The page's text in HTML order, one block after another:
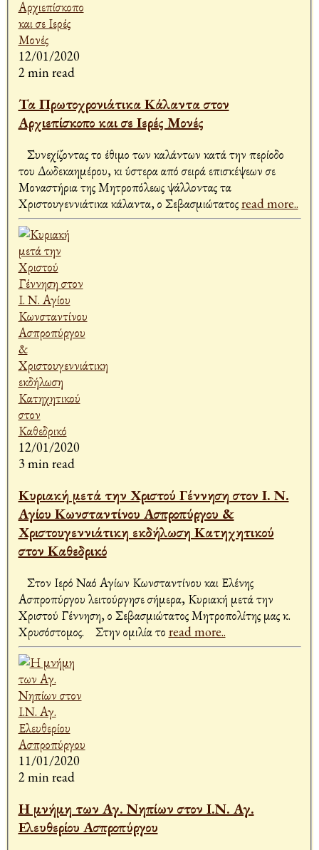
12/01/2020
2 min read
Τα Πρωτοχρονιάτικα Κάλαντα στον
Αρχιεπίσκοπο και σε Ιερές Μονές
Συνεχίζοντας το έθιμο των καλάντων κατά την περίοδο
του Δωδεκαημέρου, κι ύστερα από σειρά επισκέψεων σε
Μοναστήρια της Μητροπόλεως ψάλλοντας τα
Χριστουγεννιάτικα κάλαντα, ο Σεβασμιώτατοςread more..
12/01/2020
3 min read
Κυριακή μετά την Χριστού Γέννηση στον Ι. Ν.
Αγίου Κωνσταντίνου Ασπροπύργου &
Χριστουγεννιάτικη εκδήλωση Κατηχητικού
στον Καθεδρικό
Στον Ιερό Ναό Αγίων Κωνσταντίνου και Ελένης
Ασπροπύργου λειτούργησε σήμερα, Κυριακή μετά την
Χριστού Γέννηση, ο Σεβασμιώτατος Μητροπολίτης μας κ.
Χρυσόστομος. Στην ομιλία το read more..
11/01/2020
2 min read
Η μνήμη των Αγ. Νηπίων στον Ι.Ν. Αγ.
Ελευθερίου Ασπροπύργου